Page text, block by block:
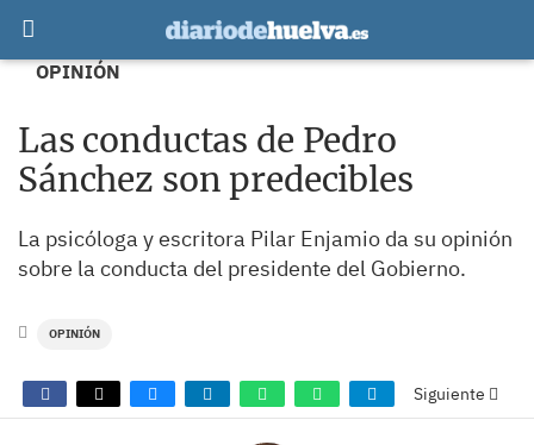
OPINIÓN
Las conductas de Pedro
Sánchez son predecibles
La psicóloga y escritora Pilar Enjamio da su opinión
sobre la conducta del presidente del Gobierno.
OPINIÓN
Siguiente